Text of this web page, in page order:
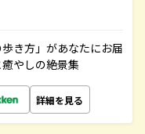
き方」があなたにお届
やしの絶景集
詳細を見る